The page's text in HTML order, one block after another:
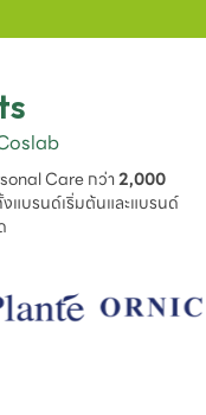
Care กว่า2,000
แบรนด์เริ่มต้นและแบรนด์